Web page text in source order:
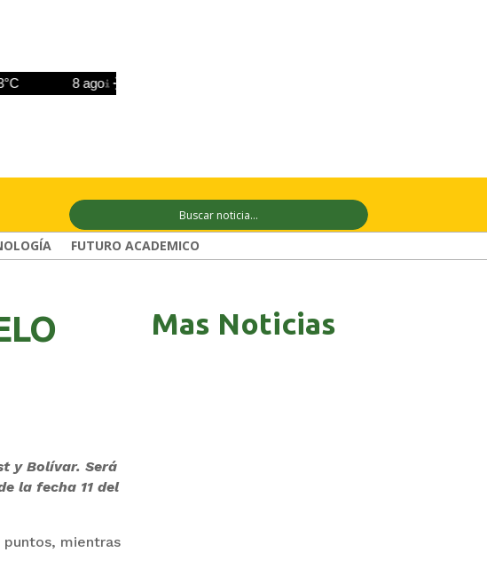
8 ago +32°C
FUTURO ACADEMICO
y Bolívar. Será
la fecha 11 del
puntos, mientras
Mas Noticias